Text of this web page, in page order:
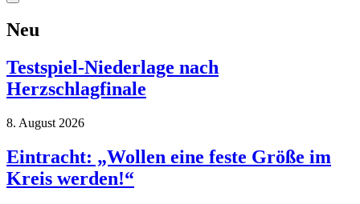
Neu
Testspiel-Niederlage nach
Herzschlagfinale
8. August 2026
Eintracht: „Wollen eine feste Größe im
Kreis werden!“